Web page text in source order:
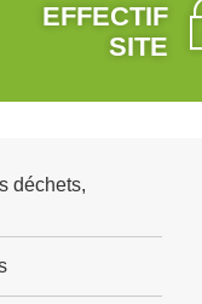
EFFECTIF
SITE
déchets,